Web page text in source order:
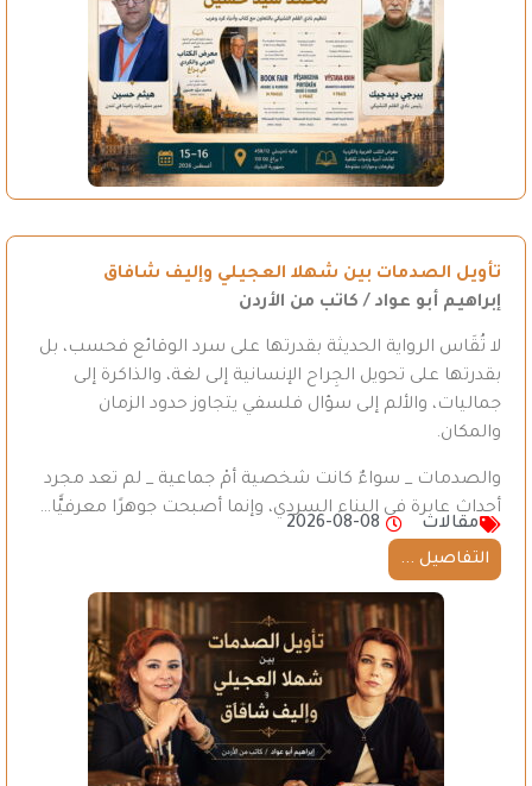
تأويل الصدمات بين شهلا العجيلي وإليف شافاق
إبراهيم أبو عواد / كاتب من الأردن
لا تُقَاس الرواية الحديثة بقدرتها على سرد الوقائع فحسب، بل
بقدرتها على تحويل الجِراح الإنسانية إلى لغة، والذاكرة إلى
جماليات، والألم إلى سؤال فلسفي يتجاوز حدود الزمان
والمكان.
والصدمات _ سواءٌ كانت شخصية أمْ جماعية _ لم تعد مجرد
أحداث عابرة في البناء السردي، وإنما أصبحت جوهرًا معرفيًّا…
مقالات
2026-08-08
التفاصيل ...